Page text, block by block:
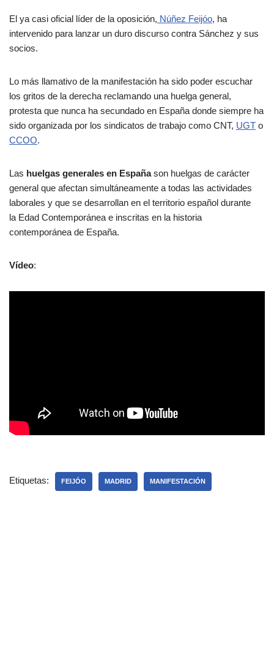
El ya casi oficial líder de la oposición, Núñez Feijóo, ha
intervenido para lanzar un duro discurso contra Sánchez y sus
socios.
Lo más llamativo de la manifestación ha sido poder escuchar
los gritos de la derecha reclamando una huelga general,
protesta que nunca ha secundado en España donde siempre ha
sido organizada por los sindicatos de trabajo como CNT, UGT o
CCOO.
Las huelgas generales en Españason huelgas de carácter
general que afectan simultáneamente a todas las actividades
laborales y que se desarrollan en el territorio español durante
la Edad Contemporánea e inscritas en la historia
contemporánea de España.
Vídeo:
Etiquetas: FEIJÓO MADRID MANIFESTACIÓN